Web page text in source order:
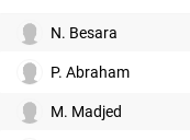
N. Besara
P. Abraham
M. Madjed